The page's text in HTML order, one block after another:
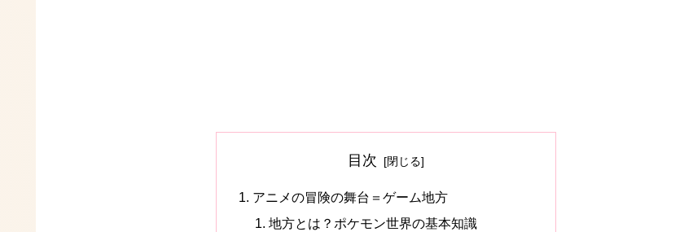
目次
アニメの冒険の舞台＝ゲーム地方
地方とは？ポケモン世界の基本知識